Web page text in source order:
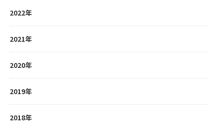
2022年
2021年
2020年
2019年
2018年